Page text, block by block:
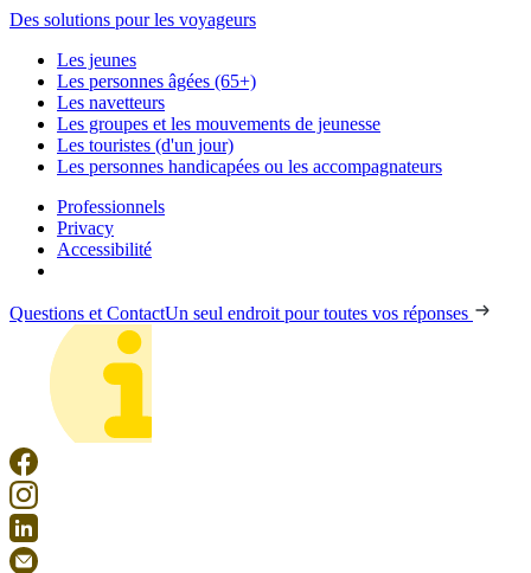
Des solutions pour les voyageurs
Les jeunes
Les personnes âgées (65+)
Les navetteurs
Les groupes et les mouvements de jeunesse
Les touristes (d'un jour)
Les personnes handicapées ou les accompagnateurs
Professionnels
Privacy
Accessibilité
Questions et ContactUn seul endroit pour toutes vos réponses